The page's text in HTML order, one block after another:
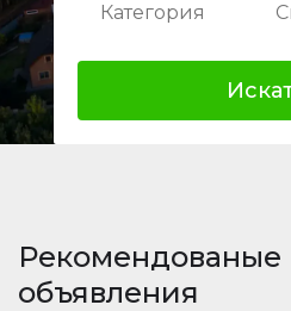
Категория
Рекомендованые
объявления